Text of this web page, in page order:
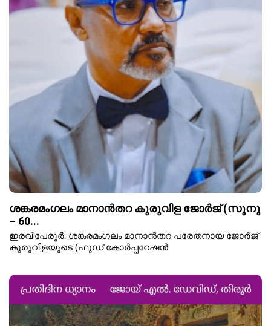
ശങ്കരമംഗലം മാനാൻതറ കുരുവിള ജോർജ് (സുനു
– 60...
ഇരവിപേരൂർ: ശങ്കരമംഗലം മാനാൻതറ പരേതനായ ജോർജ്
കുരുവിളയുടെ (ഫുഡ് കോർപ്പറേഷൻ